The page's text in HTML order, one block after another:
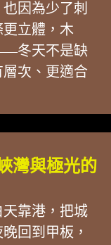
因為少了刺
立體，木
冬天不是缺
次、更適合
灣與極光的
靠港，把城
回到甲板，